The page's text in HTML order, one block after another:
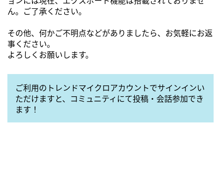
ん。ご了承ください。
その他、何かご不明点などがありましたら、お気軽にお返
事ください。
よろしくお願いします。
ご利用のトレンドマイクロアカウントでサインインい
ただけますと、コミュニティにて投稿・会話参加でき
ます！